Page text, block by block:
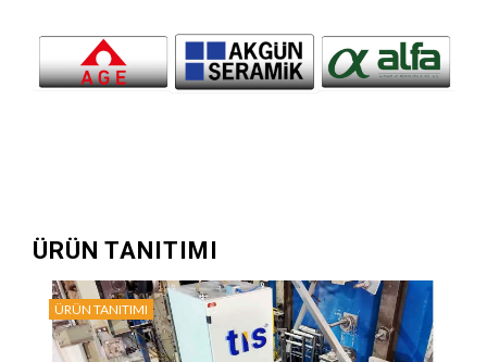
ÜRÜN TANITIMI
ÜRÜN TANITIMI